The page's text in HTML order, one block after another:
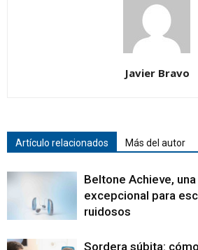
Javier Bravo
Artículo relacionados Más del autor
Beltone Achieve,
excepcional para
ruidosos
Sordera súbita: